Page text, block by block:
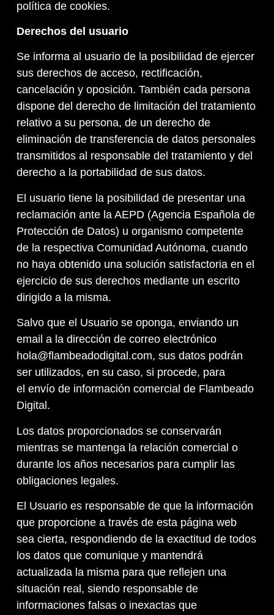
política de cookies.
Derechos del usuario
Se informa al usuario de la posibilidad de ejercer
sus derechos de acceso, rectificación,
cancelación y oposición. También cada persona
dispone del derecho de limitación del tratamiento
relativo a su persona, de un derecho de
eliminación de transferencia de datos personales
transmitidos al responsable del tratamiento y del
derecho a la portabilidad de sus datos.
El usuario tiene la posibilidad de presentar una
reclamación ante la AEPD (Agencia Española de
Protección de Datos) u organismo competente
de la respectiva Comunidad Autónoma, cuando
no haya obtenido una solución satisfactoria en el
ejercicio de sus derechos mediante un escrito
dirigido a la misma.
Salvo que el Usuario se oponga, enviando un
email a la dirección de correo electrónico
hola@flambeadodigital.com, sus datos podrán
ser utilizados, en su caso, si procede, para
el envío de información comercial de Flambeado
Digital.
Los datos proporcionados se conservarán
mientras se mantenga la relación comercial o
durante los años necesarios para cumplir las
obligaciones legales.
El Usuario es responsable de que la información
que proporcione a través de esta página web
sea cierta, respondiendo de la exactitud de todos
los datos que comunique y mantendrá
actualizada la misma para que reflejen una
situación real, siendo responsable de
informaciones falsas o inexactas que